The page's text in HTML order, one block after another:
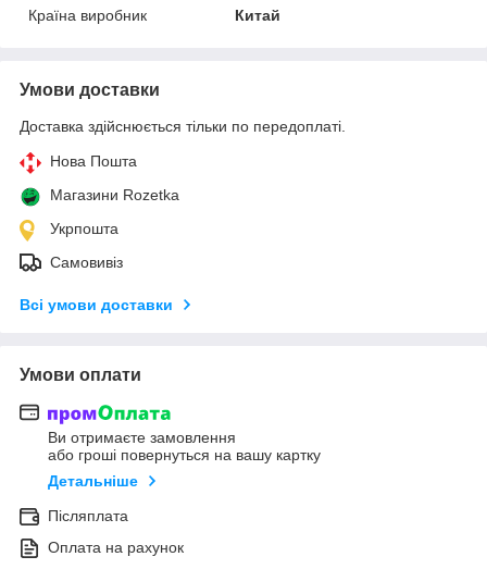
Країна виробник
Китай
Умови доставки
Доставка здійснюється тільки по передоплаті.
Нова Пошта
Магазини Rozetka
Укрпошта
Самовивіз
Всі умови доставки
Умови оплати
Ви отримаєте замовлення
або гроші повернуться на вашу картку
Детальніше
Післяплата
Оплата на рахунок